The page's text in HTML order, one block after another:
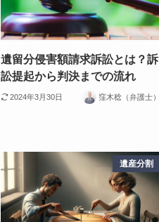
遺留分侵害額請求訴訟とは？訴
訟提起から判決までの流れ
2024年3月30日 窪木稔（弁護士）
遺産分割